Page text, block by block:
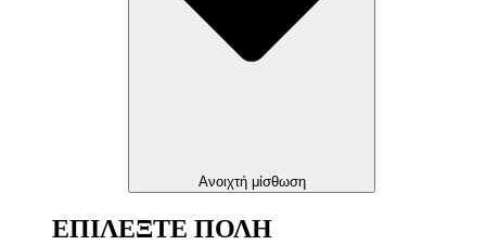
Ανοιχτή μίσθωση
ΕΠΙΛΕΞΤΕ ΠΟΛΗ